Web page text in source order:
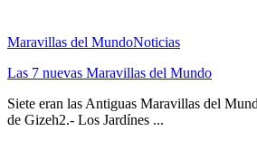
Maravillas del MundoNoticias
Las 7 nuevas Maravillas del Mundo
Siete eran las Antiguas Maravillas del
de Gizeh2.- Los Jardínes ...